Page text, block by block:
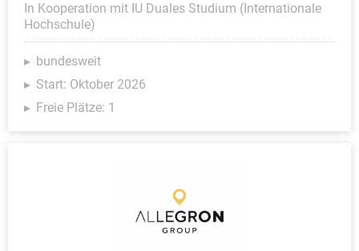
In Kooperation mit IU Duales Studium (Internationale
Hochschule)
bundesweit
Start: Oktober 2026
Freie Plätze: 1